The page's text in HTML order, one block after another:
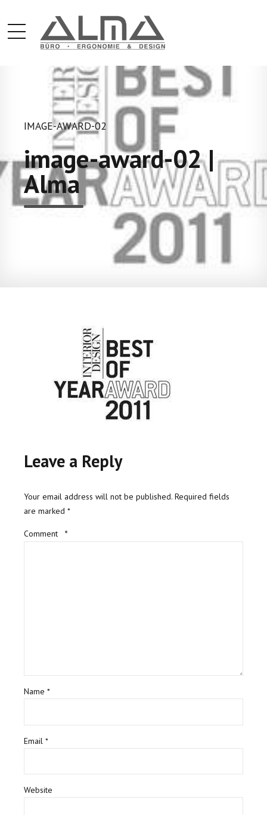
IMAGE-AWARD-02
image-award-02 |
Alma
Leave a Reply
Your email address will not be published. Required fields
are marked *
Comment *
Name *
Email *
Website